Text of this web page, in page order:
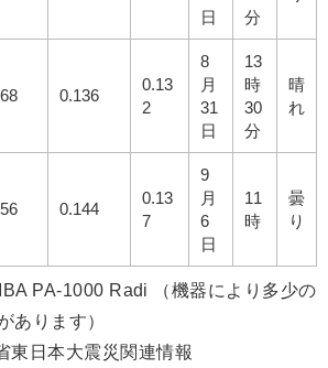
日
分
0.136
0.13
2
8
月
31
日
13
時
30
分
晴
れ
0.144
0.13
7
9
月
6
日
11
時
曇
り
PA-1000 Radi （機器により多少の
あります）
東日本大震災関連情報